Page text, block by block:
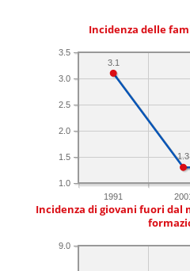
Incidenza delle
1991 2001
1.0
1.5
2.0
2.5
3.0
3.5
1.3
3.1
Incidenza di giovani fuori dal
9.0